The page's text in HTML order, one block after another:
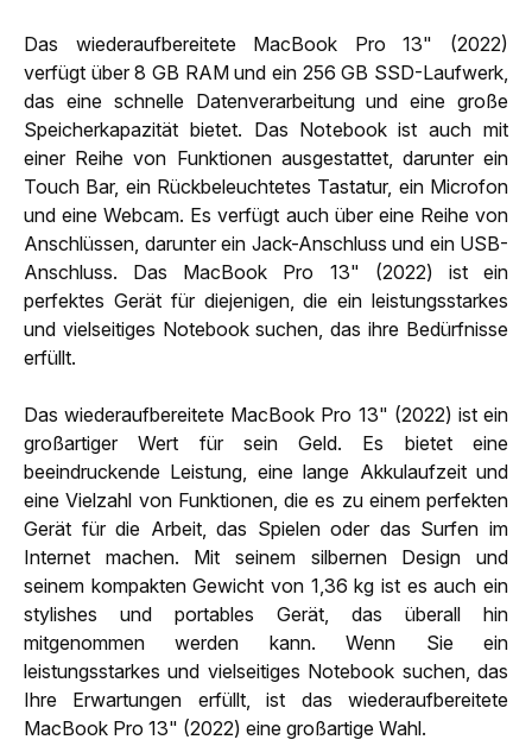
Das wiederaufbereitete MacBook Pro 13" (2022)
verfügt über 8 GB RAM und ein 256 GB SSD-Laufwerk,
das eine schnelle Datenverarbeitung und eine große
Speicherkapazität bietet. Das Notebook ist auch mit
einer Reihe von Funktionen ausgestattet, darunter ein
Touch Bar, ein Rückbeleuchtetes Tastatur, ein Microfon
und eine Webcam. Es verfügt auch über eine Reihe von
Anschlüssen, darunter ein Jack-Anschluss und ein USB-
Anschluss. Das MacBook Pro 13" (2022) ist ein
perfektes Gerät für diejenigen, die ein leistungsstarkes
und vielseitiges Notebook suchen, das ihre Bedürfnisse
erfüllt.
Das wiederaufbereitete MacBook Pro 13" (2022) ist ein
großartiger Wert für sein Geld. Es bietet eine
beeindruckende Leistung, eine lange Akkulaufzeit und
eine Vielzahl von Funktionen, die es zu einem perfekten
Gerät für die Arbeit, das Spielen oder das Surfen im
Internet machen. Mit seinem silbernen Design und
seinem kompakten Gewicht von 1,36 kg ist es auch ein
stylishes und portables Gerät, das überall hin
mitgenommen werden kann. Wenn Sie ein
leistungsstarkes und vielseitiges Notebook suchen, das
Ihre Erwartungen erfüllt, ist das wiederaufbereitete
MacBook Pro 13" (2022) eine großartige Wahl.